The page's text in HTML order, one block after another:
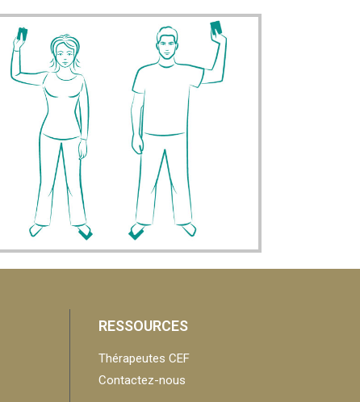
RESSOURCES
Thérapeutes CEF
Contactez-nous